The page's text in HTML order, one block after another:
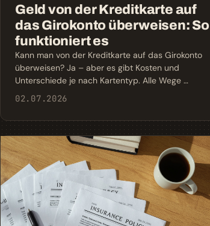
Geld von der Kreditkarte auf
das Girokonto überweisen: So
funktioniert es
Kann man von der Kreditkarte auf das Girokonto
überweisen? Ja – aber es gibt Kosten und
Unterschiede je nach Kartentyp. Alle Wege …
02.07.2026